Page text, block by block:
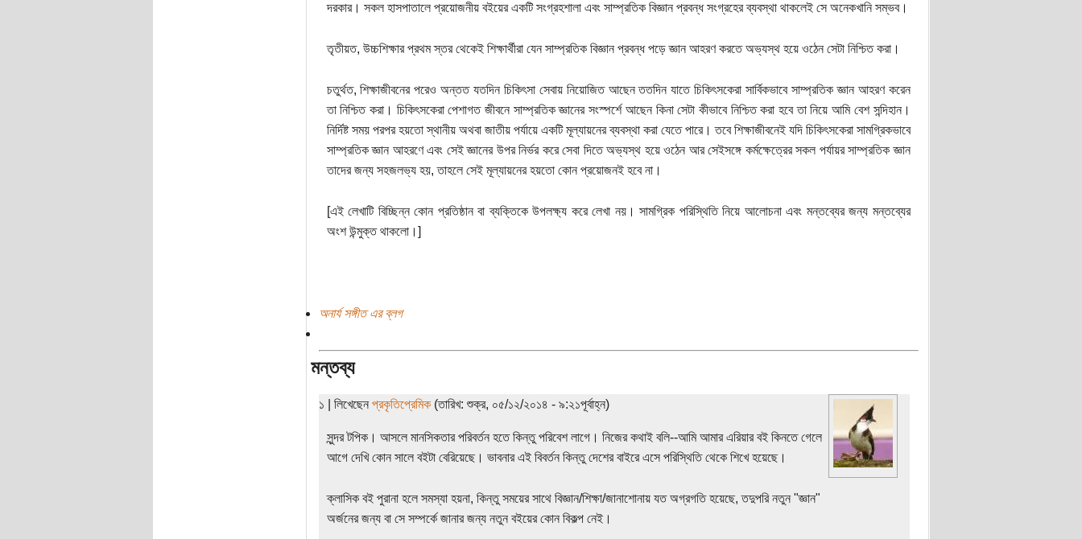
দরকার। সকল হাসপাতালে প্রয়োজনীয় বইয়ের একটি সংগ্রহশালা এবং সাম্প্রতিক বিজ্ঞান প্রবন্ধ সংগ্রহের ব্যবস্থা থাকলেই সে অনেকখানি সম্ভব।
তৃতীয়ত, উচ্চশিক্ষার প্রথম স্তর থেকেই শিক্ষার্থীরা যেন সাম্প্রতিক বিজ্ঞান প্রবন্ধ পড়ে জ্ঞান আহরণ করতে অভ্যস্থ হয়ে ওঠেন সেটা নিশ্চিত করা।
চতুর্থত, শিক্ষাজীবনের পরেও অন্তত যতদিন চিকিৎসা সেবায় নিয়োজিত আছেন ততদিন যাতে চিকিৎসকেরা সার্বিকভাবে সাম্প্রতিক জ্ঞান আহরণ করেন
তা নিশ্চিত করা। চিকিৎসকেরা পেশাগত জীবনে সাম্প্রতিক জ্ঞানের সংস্পর্শে আছেন কিনা সেটা কীভাবে নিশ্চিত করা হবে তা নিয়ে আমি বেশ সন্দিহান।
নির্দিষ্ট সময় পরপর হয়তো স্থানীয় অথবা জাতীয় পর্যায়ে একটি মূল্যায়নের ব্যবস্থা করা যেতে পারে। তবে শিক্ষাজীবনেই যদি চিকিৎসকেরা সামগ্রিকভাবে
সাম্প্রতিক জ্ঞান আহরণে এবং সেই জ্ঞানের উপর নির্ভর করে সেবা দিতে অভ্যস্থ হয়ে ওঠেন আর সেইসঙ্গে কর্মক্ষেত্রের সকল পর্যায়র সাম্প্রতিক জ্ঞান
তাদের জন্য সহজলভ্য হয়, তাহলে সেই মূল্যায়নের হয়তো কোন প্রয়োজনই হবে না।
[এই লেখাটি বিচ্ছিন্ন কোন প্রতিষ্ঠান বা ব্যক্তিকে উপলক্ষ্য করে লেখা নয়। সামগ্রিক পরিস্থিতি নিয়ে আলোচনা এবং মন্তব্যের জন্য মন্তব্যের
অংশ উন্মুক্ত থাকলো।]
অনার্য সঙ্গীত এর ব্লগ
মন্তব্য
১ | লিখেছেন প্রকৃতিপ্রেমিক(তারিখ: শুক্র, ০৫/১২/২০১৪ - ৯:২১পূর্বাহ্ন)
সুন্দর টপিক। আসলে মানসিকতার পরিবর্তন হতে কিন্তু পরিবেশ লাগে। নিজের কথাই বলি--আমি আমার এরিয়ার বই কিনতে গেলে
আগে দেখি কোন সালে বইটা বেরিয়েছে। ভাবনার এই বিবর্তন কিন্তু দেশের বাইরে এসে পরিস্থিতি থেকে শিখে হয়েছে।
ক্লাসিক বই পুরানা হলে সমস্যা হয়না, কিন্তু সময়ের সাথে বিজ্ঞান/শিক্ষা/জানাশোনায় যত অগ্রগতি হয়েছে, তদুপরি নতুন "জ্ঞান"
অর্জনের জন্য বা সে সম্পর্কে জানার জন্য নতুন বইয়ের কোন বিকল্প নেই।